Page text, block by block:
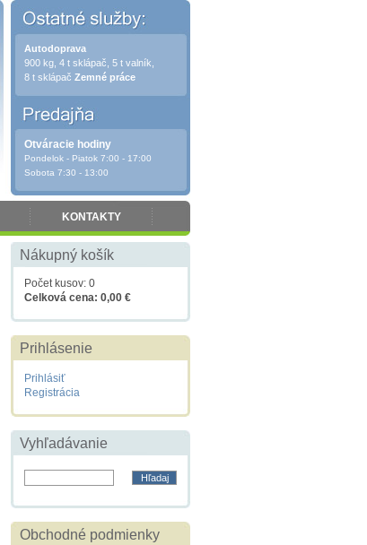
KONTAKTY
Autodoprava
900 kg, 4 t sklápač, 5 t valník,
8 t sklápač Zemné práce
Otváracie hodiny
Pondelok - Piatok 7:00 - 17:00
Sobota 7:30 - 13:00
Nákupný košík
Počet kusov: 0
Celková cena: 0,00 €
Prihlásenie
Prihlásiť
Registrácia
Vyhľadávanie
Obchodné podmienky